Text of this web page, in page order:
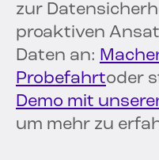
zur
proaktiven
Daten an:
Probefahrtoder
Demo mit
um mehr zu